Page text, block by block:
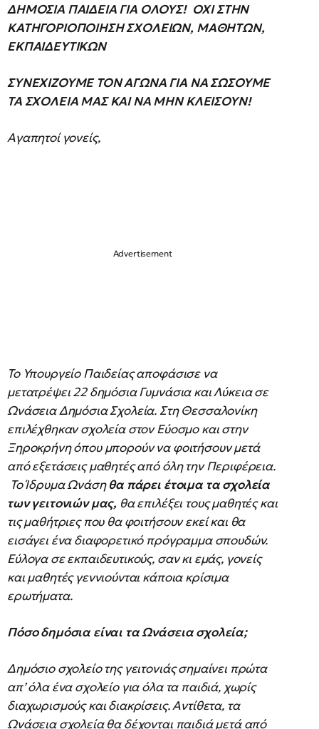
ΔΗΜΟΣΙΑ ΠΑΙΔΕΙΑ ΓΙΑ ΟΛΟΥΣ! ΟΧΙ ΣΤΗΝ
ΚΑΤΗΓΟΡΙΟΠΟΙΗΣΗ ΣΧΟΛΕΙΩΝ, ΜΑΘΗΤΩΝ,
ΕΚΠΑΙΔΕΥΤΙΚΩΝ
ΣΥΝΕΧΙΖΟΥΜΕ ΤΟΝ ΑΓΩΝΑ ΓΙΑ ΝΑ ΣΩΣΟΥΜΕ
ΤΑ ΣΧΟΛΕΙΑ ΜΑΣ ΚΑΙ ΝΑ ΜΗΝ ΚΛΕΙΣΟΥΝ!
Αγαπητοί γονείς,
Το Υπουργείο Παιδείας αποφάσισε να
μετατρέψει 22 δημόσια Γυμνάσια και Λύκεια σε
Ωνάσεια Δημόσια Σχολεία. Στη Θεσσαλονίκη
επιλέχθηκαν σχολεία στον Εύοσμο και στην
Ξηροκρήνη όπου μπορούν να φοιτήσουν μετά
από εξετάσεις μαθητές από όλη την Περιφέρεια.
Το Ίδρυμα Ωνάσηθα πάρει έτοιμα τα σχολεία
των γειτονιών μας, θα επιλέξει τους μαθητές και
τις μαθήτριες που θα φοιτήσουν εκεί και θα
εισάγει ένα διαφορετικό πρόγραμμα σπουδών.
Εύλογα σε εκπαιδευτικούς, σαν κι εμάς, γονείς
και μαθητές γεννιούνται κάποια κρίσιμα
ερωτήματα.
Πόσο δημόσια είναι τα Ωνάσεια σχολεία;
Δημόσιο σχολείο της γειτονιάς σημαίνει πρώτα
απ’ όλα ένα σχολείο για όλα τα παιδιά, χωρίς
διαχωρισμούς και διακρίσεις. Αντίθετα, τα
Ωνάσεια σχολεία θα δέχονται παιδιά μετά από